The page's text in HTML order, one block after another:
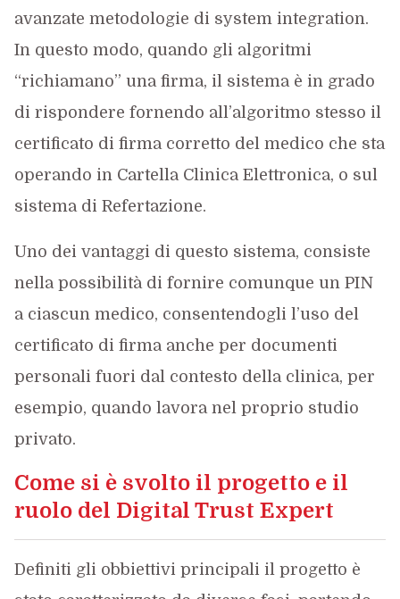
avanzate metodologie di system integration.
In questo modo, quando gli algoritmi
“richiamano” una firma, il sistema è in grado
di rispondere fornendo all’algoritmo stesso il
certificato di firma corretto del medico che sta
operando in Cartella Clinica Elettronica, o sul
sistema di Refertazione.
Uno dei vantaggi di questo sistema, consiste
nella possibilità di fornire comunque un PIN
a ciascun medico, consentendogli l’uso del
certificato di firma anche per documenti
personali fuori dal contesto della clinica, per
esempio, quando lavora nel proprio studio
privato.
Come si è svolto il progetto e il
ruolo del Digital Trust Expert
Definiti gli obbiettivi principali il progetto è